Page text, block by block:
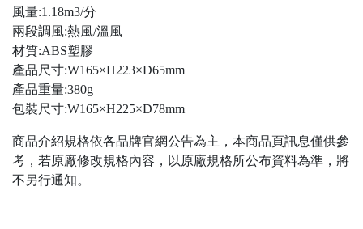
風量:1.18m3/分
兩段調風:熱風/溫風
材質:ABS塑膠
產品尺寸:W165×H223×D65mm
產品重量:380g
包裝尺寸:W165×H225×D78mm
商品介紹規格依各品牌官網公告為主，本商品頁訊息僅供參
考，若原廠修改規格內容，以原廠規格所公布資料為準，將
不另行通知。